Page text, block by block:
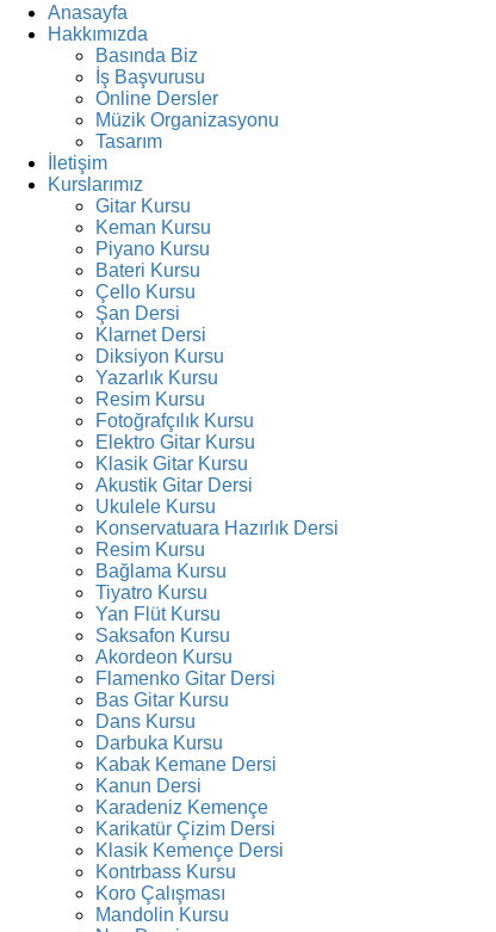
Anasayfa
Hakkımızda
Basında Biz
İş Başvurusu
Online Dersler
Müzik Organizasyonu
Tasarım
İletişim
Kurslarımız
Gitar Kursu
Keman Kursu
Piyano Kursu
Bateri Kursu
Çello Kursu
Şan Dersi
Klarnet Dersi
Diksiyon Kursu
Yazarlık Kursu
Resim Kursu
Fotoğrafçılık Kursu
Elektro Gitar Kursu
Klasik Gitar Kursu
Akustik Gitar Dersi
Ukulele Kursu
Konservatuara Hazırlık Dersi
Resim Kursu
Bağlama Kursu
Tiyatro Kursu
Yan Flüt Kursu
Saksafon Kursu
Akordeon Kursu
Flamenko Gitar Dersi
Bas Gitar Kursu
Dans Kursu
Darbuka Kursu
Kabak Kemane Dersi
Kanun Dersi
Karadeniz Kemençe
Karikatür Çizim Dersi
Klasik Kemençe Dersi
Kontrbass Kursu
Koro Çalışması
Mandolin Kursu